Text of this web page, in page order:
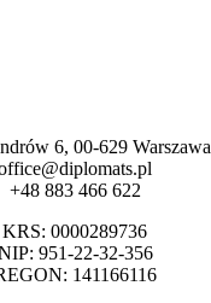
6, 00-629 Warszawa
+48 883 466 622
KRS: 0000289736
951-22-32-356
141166116